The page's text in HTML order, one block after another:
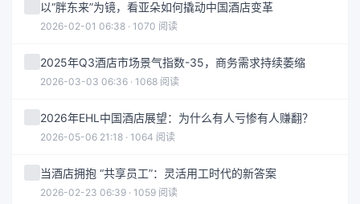
以“胖东来”为镜，看亚朵如何撬动中国酒店变革
2026-02-01 06:38 · 1070 阅读
2025年Q3酒店市场景气指数-35，商务需求持续萎缩
2026-03-03 06:36 · 1068 阅读
2026年EHL中国酒店展望：为什么有人亏惨有人赚翻？
2026-05-06 21:18 · 1064 阅读
当酒店拥抱 “共享员工”：灵活用工时代的新答案
2026-02-23 06:39 · 1059 阅读